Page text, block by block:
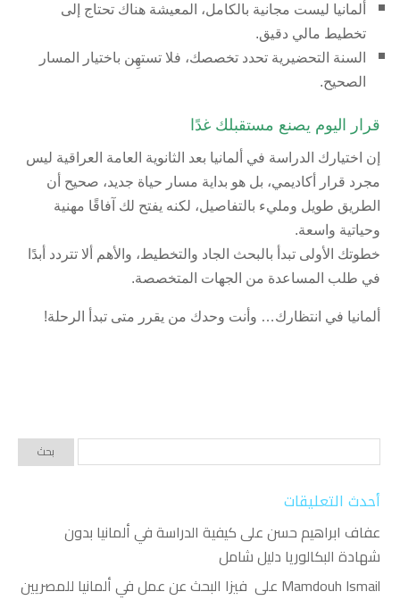
ألمانيا ليست مجانية بالكامل، المعيشة هناك تحتاج إلى
تخطيط مالي دقيق.
السنة التحضيرية تحدد تخصصك، فلا تستهِن باختيار المسار
الصحيح.
قرار اليوم يصنع مستقبلك غدًا
إن اختيارك الدراسة في ألمانيا بعد الثانوية العامة العراقية ليس
مجرد قرار أكاديمي، بل هو بداية مسار حياة جديد، صحيح أن
الطريق طويل ومليء بالتفاصيل، لكنه يفتح لك آفاقًا مهنية
وحياتية واسعة.
خطوتك الأولى تبدأ بالبحث الجاد والتخطيط، والأهم ألا تتردد أبدًا
في طلب المساعدة من الجهات المتخصصة.
ألمانيا في انتظارك… وأنت وحدك من يقرر متى تبدأ الرحلة!
أحدث التعليقات
عفاف ابراهيم حسنعلىكيفية الدراسة في ألمانيا بدون
شهادة البكالوريا دليل شامل
Mamdouh Ismail على فيزا البحث عن عمل في ألمانيا للمصريين